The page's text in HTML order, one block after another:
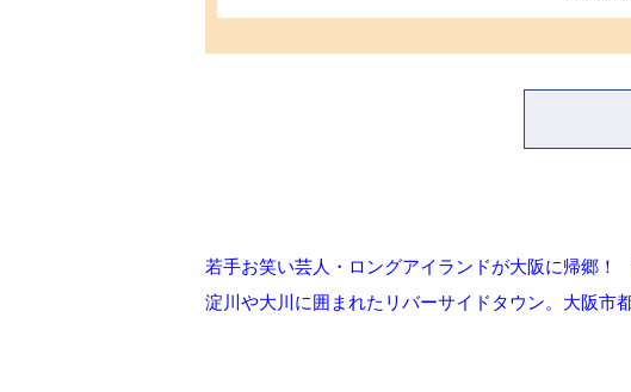
若手お笑い芸人・ロングアイランドが大阪に帰郷！
淀川や大川に囲まれたリバーサイドタウン。大阪市